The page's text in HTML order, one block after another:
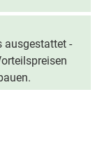
ausgestattet -